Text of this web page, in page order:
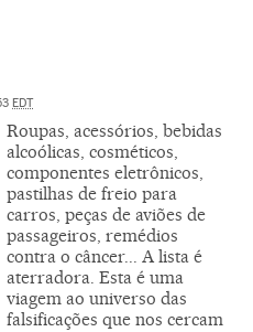
EDT
Roupas, acessórios, bebidas
alcoólicas, cosméticos,
componentes eletrônicos,
pastilhas de freio para
carros, peças de aviões de
passageiros, remédios
contra o câncer... A lista é
aterradora. Esta é uma
viagem ao universo das
falsificações que nos cercam